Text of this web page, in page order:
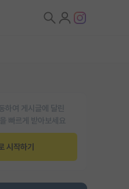
하여 게시글에 달린
빠르게 받아보세요
시작하기